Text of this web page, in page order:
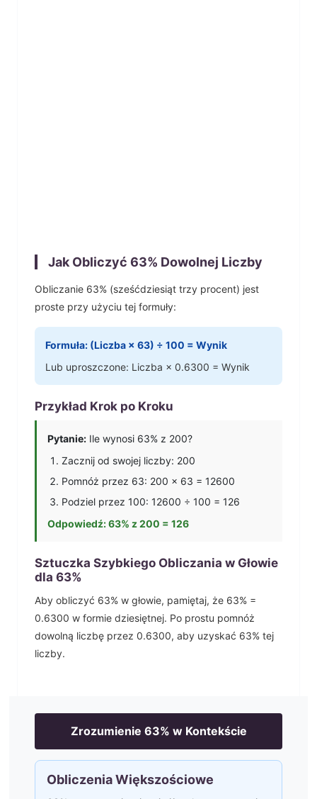
Jak Obliczyć 63% Dowolnej Liczby
Obliczanie 63% (sześćdziesiąt trzy procent) jest
proste przy użyciu tej formuły:
Formuła: (Liczba × 63) ÷ 100 = Wynik
Lub uproszczone: Liczba × 0.6300 = Wynik
Przykład Krok po Kroku
Pytanie: Ile wynosi 63% z 200?
Zacznij od swojej liczby: 200
Pomnóż przez 63: 200 × 63 = 12600
Podziel przez 100: 12600 ÷ 100 = 126
Odpowiedź:63% z 200 = 126
Sztuczka Szybkiego Obliczania w Głowie
dla 63%
Aby obliczyć 63% w głowie, pamiętaj, że 63% =
0.6300 w formie dziesiętnej. Po prostu pomnóż
dowolną liczbę przez 0.6300, aby uzyskać 63% tej
liczby.
Zrozumienie 63% w Kontekście
Obliczenia Większościowe